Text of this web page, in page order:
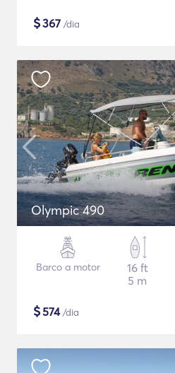
$367 /dia
Olympic 490
Barco a motor
16 ft
5 m
$574/dia